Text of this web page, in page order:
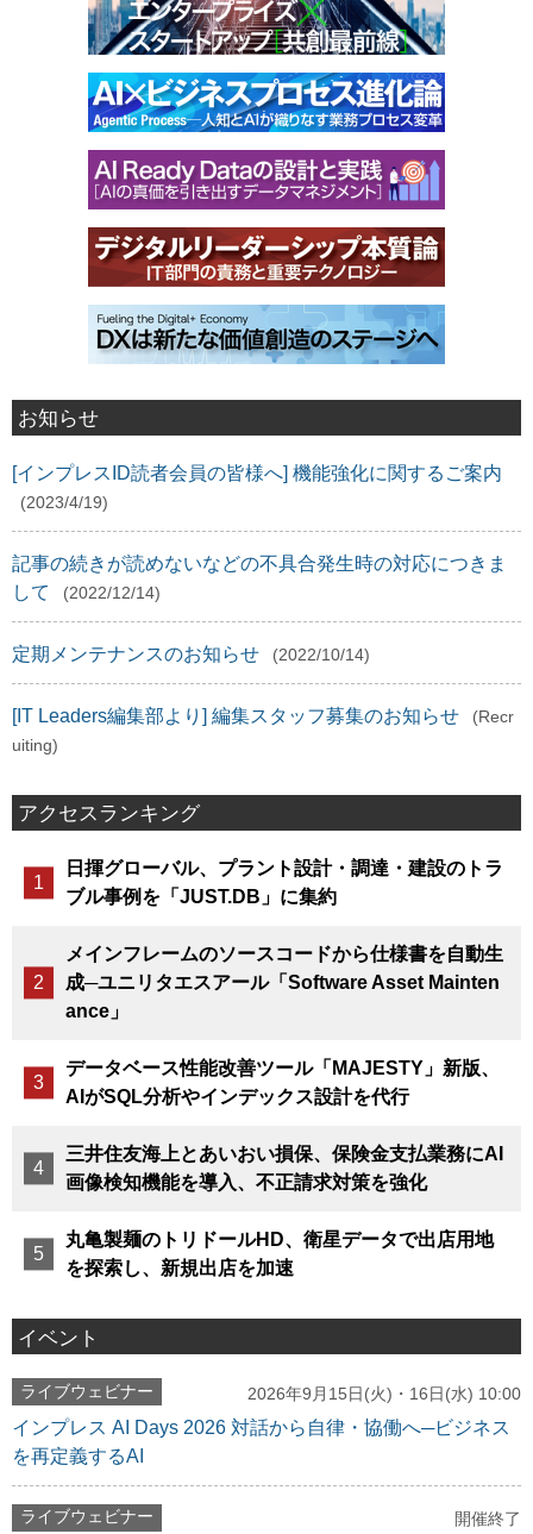
お知らせ
[インプレスID読者会員の皆様へ] 機能強化に関するご案内
(2023/4/19)
記事の続きが読めないなどの不具合発生時の対応につきま
して
(2022/12/14)
定期メンテナンスのお知らせ (2022/10/14)
[IT Leaders編集部より] 編集スタッフ募集のお知らせ
(Recr
uiting)
アクセスランキング
日揮グローバル、プラント設計・調達・建設のトラ
ブル事例を「JUST.DB」に集約
メインフレームのソースコードから仕様書を自動生
成─ユニリタエスアール「Software Asset Mainten
ance」
データベース性能改善ツール「MAJESTY」新版、
AIがSQL分析やインデックス設計を代行
三井住友海上とあいおい損保、保険金支払業務にAI
画像検知機能を導入、不正請求対策を強化
丸亀製麺のトリドールHD、衛星データで出店用地
を探索し、新規出店を加速
イベント
ライブウェビナー 2026年9月15日(火)・16日(水) 10:00
インプレス AI Days 2026 対話から自律・協働へ─ビジネス
を再定義するAI
ライブウェビナー 開催終了